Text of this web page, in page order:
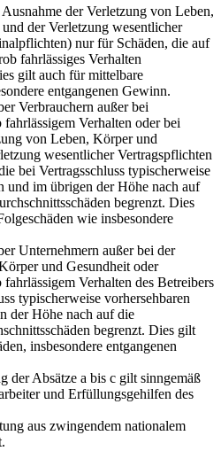
der Verletzung von Leben,
der Verletzung wesentlicher
nur für Schäden, die auf
fahrlässiges Verhalten
gilt auch für mittelbare
entgangenen Gewinn.
Verbrauchern außer bei
Verhalten oder bei
von Leben, Körper und
wesentlicher Vertragspflichten
bei Vertragsschluss typischerweise
und im übrigen der Höhe nach auf
begrenzt. Dies
wie insbesondere
Unternehmern außer bei der
und Gesundheit oder
Verhalten des Betreibers
typischerweise vorhersehbaren
der Höhe nach auf die
begrenzt. Dies gilt
insbesondere entgangenen
der Absätze a bis c gilt sinngemäß
und Erfüllungsgehilfen des
aus zwingendem nationalem